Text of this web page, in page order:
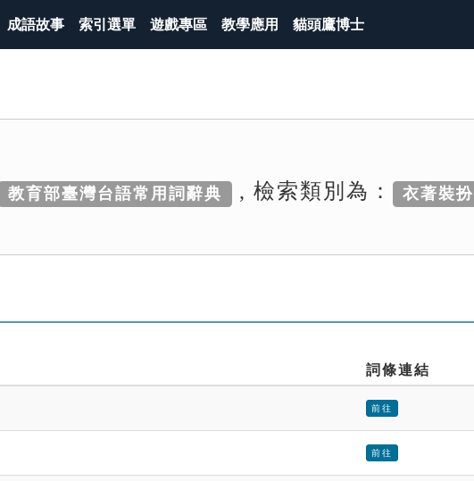
成語故事 索引選單 遊戲專區 教學應用 貓頭鷹博士
教育部臺灣台語常用詞辭典 , 檢索類別為： 衣著裝扮
詞條連結
前往
前往